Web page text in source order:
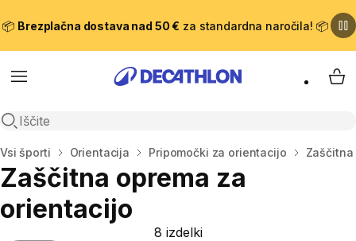
📦 Brezplačna dostava nad 50 € za standardna naročila! 📦
Meni
Odpri iskanje
Domov
Vsi športi Orientacija Pripomočki za orientacijo
Zaščitna oprema za
orientacijo
8 izdelki